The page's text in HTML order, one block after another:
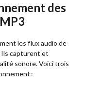
des
les flux audio de
Ils capturent et
sonore. Voici trois
: